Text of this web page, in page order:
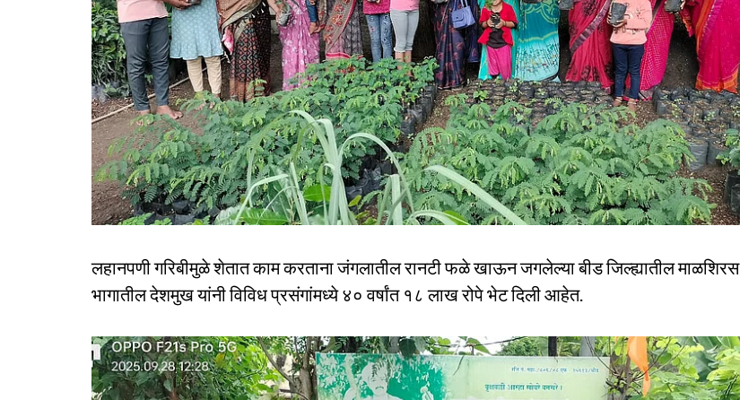
लहानपणी गरिबीमुळे शेतात काम करताना जंगलातील रानटी फळे खाऊन जगलेल्या बीड जिल्ह्यातील माळशिरस
भागातील देशमुख यांनी विविध प्रसंगांमध्ये ४० वर्षांत १८ लाख रोपे भेट दिली आहेत.